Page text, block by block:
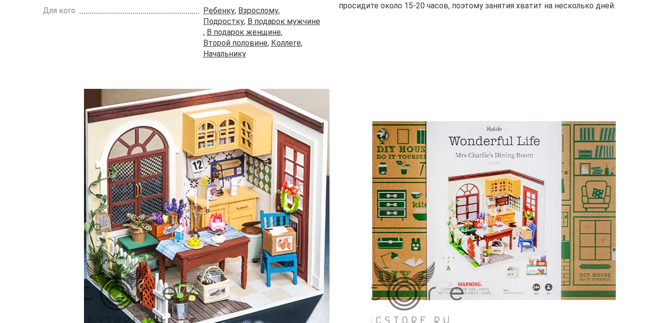
Для кого Ребенку, Взрослому,
Подростку, В подарок мужчине
, В подарок женщине,
Второй половине, Коллеге,
Начальнику
просидите около 15-20 часов, поэтому занятия хватит на несколько дней.